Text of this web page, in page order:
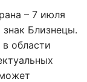
– 7 июля
Близнецы.
области